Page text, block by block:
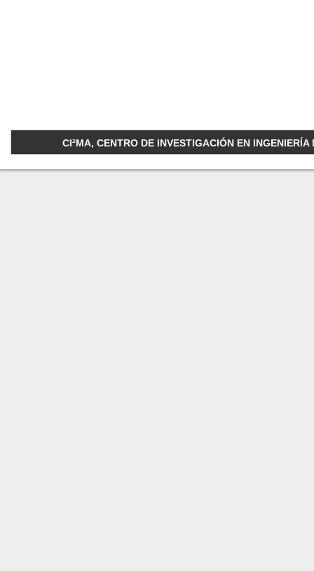
CI²MA, CENTRO DE INVESTIGACIÓN EN